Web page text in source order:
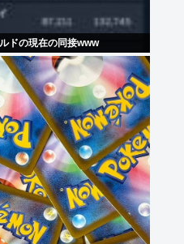
ドの現在の同接www